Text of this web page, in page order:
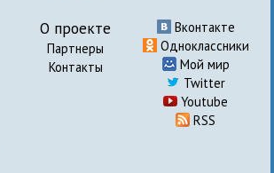
О проекте
Партнеры
Контакты
Вконтакте
Одноклассники
Мой мир
Twitter
Youtube
RSS